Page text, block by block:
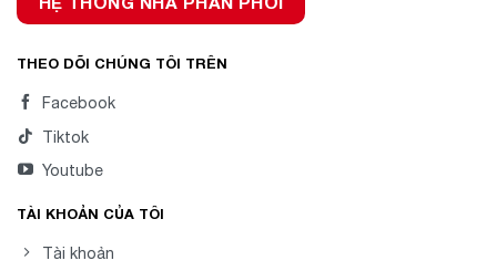
THEO DÕI CHÚNG TÔI TRÊN
Facebook
Tiktok
Youtube
TÀI KHOẢN CỦA TÔI
Tài khoản